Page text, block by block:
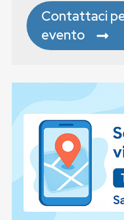
Contattaci
evento